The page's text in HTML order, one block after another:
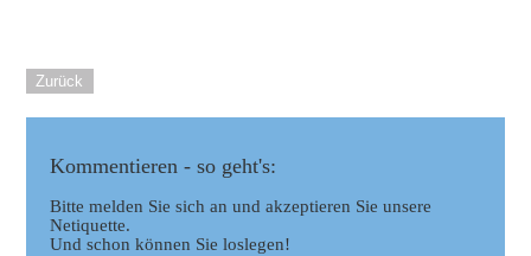
Zurück
Kommentieren - so geht's:
Bitte melden Sie sich an und akzeptieren Sie unsere
Netiquette.
Und schon können Sie loslegen!